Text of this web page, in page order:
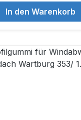
In den Warenkorb